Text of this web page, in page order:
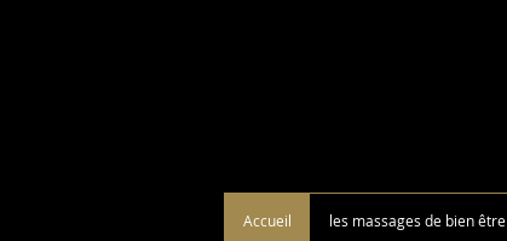
Accueil les massages de bien être